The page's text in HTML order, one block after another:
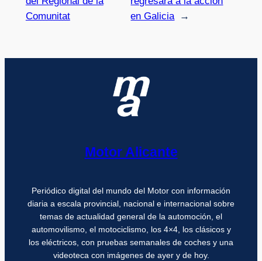
Comunitat
en Galicia
→
Motor Alicante
Periódico digital del mundo del Motor con información
diaria a escala provincial, nacional e internacional sobre
temas de actualidad general de la automoción, el
automovilismo, el motociclismo, los 4×4, los clásicos y
los eléctricos, con pruebas semanales de coches y una
videoteca con imágenes de ayer y de hoy.